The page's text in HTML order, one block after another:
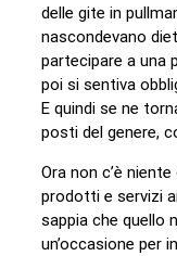
delle gite in
nascondevano
partecipare a una
poi si sentiva
E quindi se ne
posti del genere,
Ora non c’è
prodotti e servizi
sappia che quello
un’occasione per